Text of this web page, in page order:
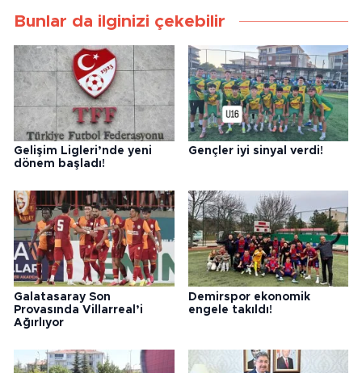
Bunlar da ilginizi çekebilir
Gelişim Ligleri’nde yeni
dönem başladı!
Gençler iyi sinyal verdi!
Galatasaray Son
Provasında Villarreal’i
Ağırlıyor
Demirspor ekonomik
engele takıldı!